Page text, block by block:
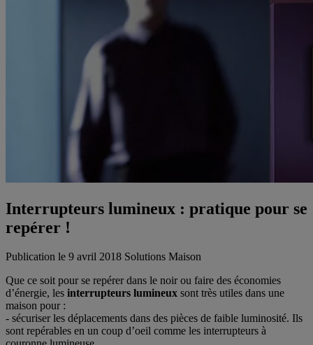
Interrupteurs lumineux : pratique pour se
repérer !
Publication le 9 avril 2018 Solutions Maison
Que ce soit pour se repérer dans le noir ou faire des économies
d’énergie, les interrupteurs lumineux sont très utiles dans une
maison pour :
- sécuriser les déplacements dans des pièces de faible luminosité. Ils
sont repérables en un coup d’oeil comme les interrupteurs à